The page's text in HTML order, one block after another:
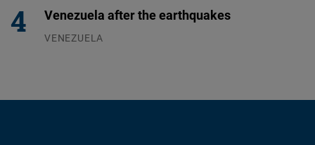
Venezuela after the earthquakes
VENEZUELA